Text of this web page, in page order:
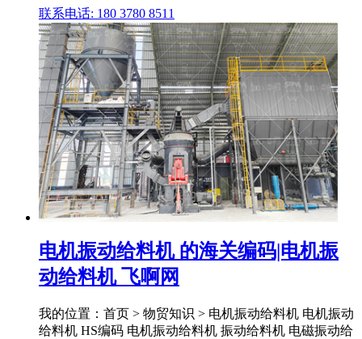
联系电话: 180 3780 8511
电机振动给料机 的海关编码|电机振
动给料机 飞啊网
我的位置：首页 > 物贸知识 > 电机振动给料机 电机振动
给料机 HS编码 电机振动给料机 振动给料机 电磁振动给